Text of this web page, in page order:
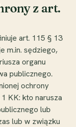
z art.
art. 115 § 13
m.in. sędziego,
organu
publicznego.
ochrony
KK: kto narusza
lub
lub w związku